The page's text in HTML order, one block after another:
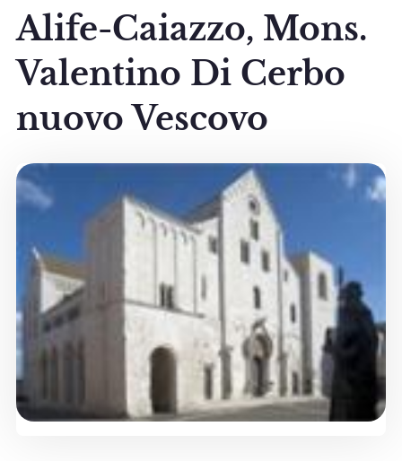
Alife-Caiazzo, Mons.
Valentino Di Cerbo
nuovo Vescovo